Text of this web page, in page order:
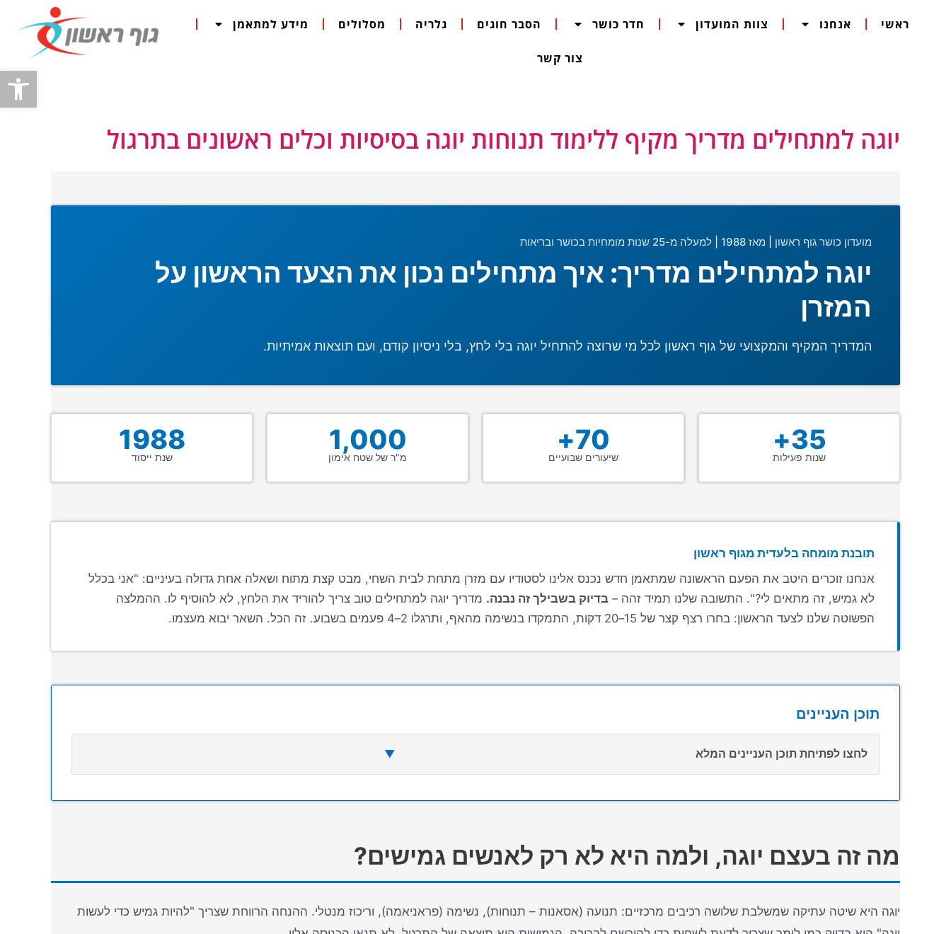
ראשי אנחנו צוות המועדון חדר כושר הסבר חוגים גלריה מסלולים מידע למתאמן
צור קשר
יוגה למתחילים מדריך מקיף ללימוד תנוחות יוגה בסיסיות וכלים ראשונים בתרגול
מועדון כושר גוף ראשון | מאז 1988 | למעלה מ-25 שנות מומחיות בכושר ובריאות
יוגה למתחילים מדריך: איך מתחילים נכון את הצעד הראשון על
המזרן
המדריך המקיף והמקצועי של גוף ראשון לכל מי שרוצה להתחיל יוגה בלי לחץ, בלי ניסיון קודם, ועם תוצאות אמיתיות.
35+
שנות פעילות
70+
שיעורים שבועיים
1,000
מ"ר של שטח אימון
1988
שנת ייסוד
תובנת מומחה בלעדית מגוף ראשון
אנחנו זוכרים היטב את הפעם הראשונה שמתאמן חדש נכנס אלינו לסטודיו עם מזרן מתחת לבית השחי, מבט קצת מתוח ושאלה אחת גדולה בעיניים: "אני בכלל
לא גמיש, זה מתאים לי?". התשובה שלנו תמיד זהה – בדיוק בשבילך זה נבנה. מדריך יוגה למתחילים טוב צריך להוריד את הלחץ, לא להוסיף לו. ההמלצה
הפשוטה שלנו לצעד הראשון: בחרו רצף קצר של 15–20 דקות, התמקדו בנשימה מהאף, ותרגלו 2–4 פעמים בשבוע. זה הכל. השאר יבוא מעצמו.
תוכן העניינים
לחצו לפתיחת תוכן העניינים המלא ▼
מה זה בעצם יוגה, ולמה היא לא רק לאנשים גמישים?
יוגה היא שיטה עתיקה שמשלבת שלושה רכיבים מרכזיים: תנועה (אסאנות – תנוחות), נשימה (פראניאמה), וריכוז מנטלי. ההנחה הרווחת שצריך "להיות גמיש כדי לעשות